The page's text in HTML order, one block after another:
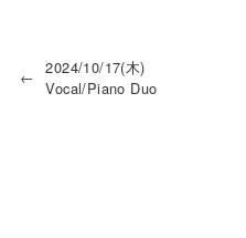
←
2024/10/17(木)
Vocal/Piano Duo